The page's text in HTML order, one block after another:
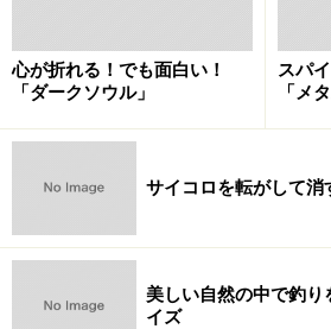
います。
PS3、互換性に不具合のPS2ソ
ソニー・コンピュータエンタテイ
げており、今回のケースはそれが
心が折れる！でも面白い！
「ダークソウル」
スパ
「メ
サイコロを転がして消
美しい自然の中で釣
イズ